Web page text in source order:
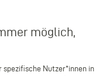
möglich,
Nutzer*innen in